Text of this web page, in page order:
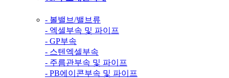
- 볼밸브/밸브류
- 엑셀부속 및 파이프
- GP부속
- 스텐엑셀부속
- 주름관부속 및 파이프
- PB에이콘부속 및 파이프